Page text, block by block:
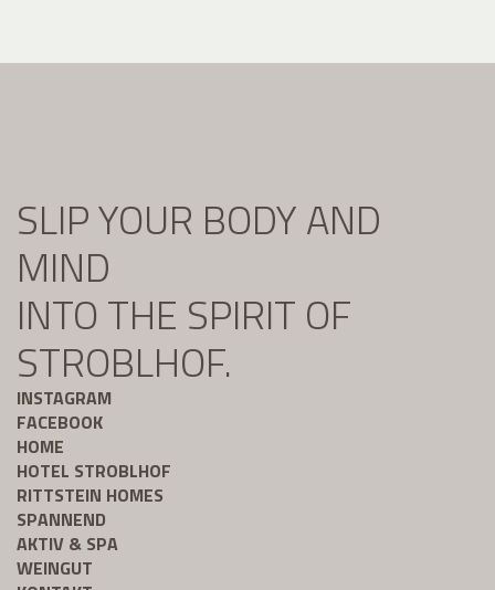
SLIP YOUR BODY AND
MIND
INTO THE SPIRIT OF
STROBLHOF.
INSTAGRAM
FACEBOOK
HOME
HOTEL STROBLHOF
RITTSTEIN HOMES
SPANNEND
AKTIV & SPA
WEINGUT